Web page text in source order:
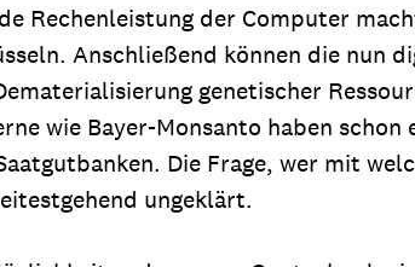
Rechenleistung der Computer
Anschließend können die
genetischer
wie Bayer-Monsanto haben
Die Frage, wer mit
ungeklärt.